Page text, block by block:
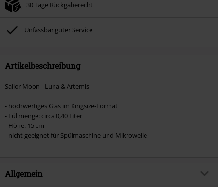
30 Tage Rückgaberecht
Unfassbar guter Service
Artikelbeschreibung
Sailor Moon - Luna & Artemis
- hochwertiges Glas im Kingsize-Format
- Füllmenge: circa 0,40 Liter
- Höhe: 15 cm
- nicht geeignet für Spülmaschine und Mikrowelle
Allgemein